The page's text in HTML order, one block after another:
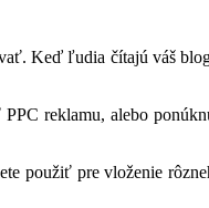
Keď ľudia čítajú váš
reklamu, alebo
použiť pre vloženie